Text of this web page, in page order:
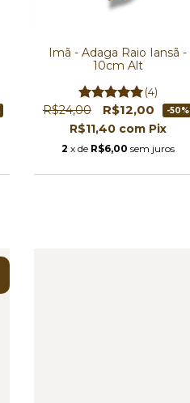
Imã - Adaga Raio Iansã -
10cm Alt
(4)
R$24,00 R$12,00 -50%
R$11,40 com Pix
2 x de R$6,00 sem juros